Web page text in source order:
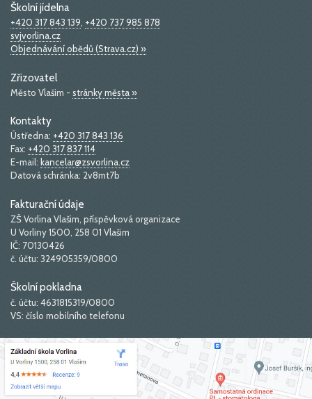
Školní jídelna
+420 317 843 139, +420 737 985 878
svjvorlina.cz
Objednávání obědů (Strava.cz) »
Zřizovatel
Město Vlašim - stránky města »
Kontakty
Ústředna: +420 317 843 136
Fax: +420 317 837 114
E-mail: kancelar@zsvorlina.cz
Datová schránka: 2v8mt7b
Fakturační údaje
ZŠ Vorlina Vlašim, příspěvková organizace
U Vorliny 1500, 258 01 Vlašim
IČ: 70130426
č. účtu: 324905359/0800
Školní pokladna
č. účtu: 4631815319/0800
VS: číslo mobilního telefonu